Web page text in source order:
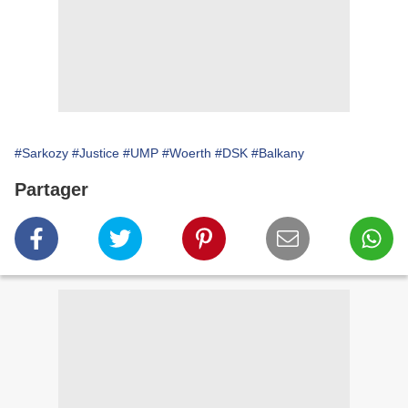
#Sarkozy #Justice #UMP #Woerth #DSK #Balkany
Partager